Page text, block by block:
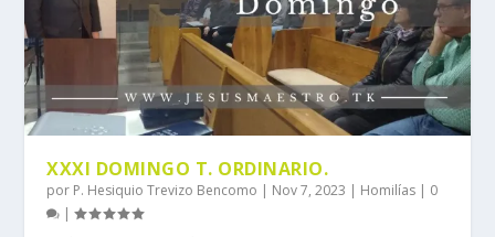
XXXI DOMINGO T. ORDINARIO.
por P. Hesiquio Trevizo Bencomo | Nov 7, 2023 | Homilías | 0
|